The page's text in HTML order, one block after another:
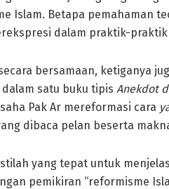
Islam. Betapa pemahaman
dalam praktik-praktik
bersamaan, ketiganya
satu buku tipis Anekdot
Pak Ar mereformasi cara
dibaca pelan beserta
yang tepat untuk
pemikiran “reformisme